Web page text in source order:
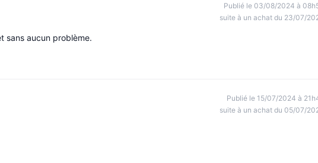
Publié le 03/08/2024 à
suite à un achat du 23/07/
sans aucun problème.
Publié le 15/07/2024 à
suite à un achat du 05/07/